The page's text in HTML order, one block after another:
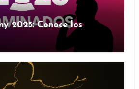
2025: Conoce los